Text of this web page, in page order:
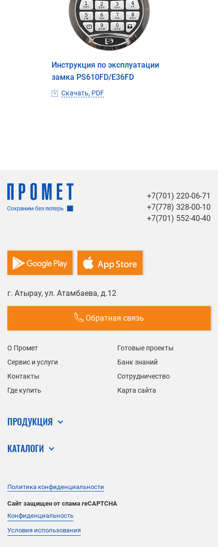
Инструкция по эксплуатации
замка PS610FD/E36FD
Скачать, PDF
+7(701) 220-06-71
+7(778) 328-00-10
+7(701) 552-40-40
г. Атырау, ул. Атамбаева, д.12
Обратная связь
О Промет
Готовые проекты
Сервис и услуги
Банк знаний
Контакты
Сотрудничество
Где купить
Карта сайта
ПРОДУКЦИЯ
КАТАЛОГИ
Политика конфиденциальности
Сайт защищен от спама reCAPTCHA
Конфиденциальность
Условия использования